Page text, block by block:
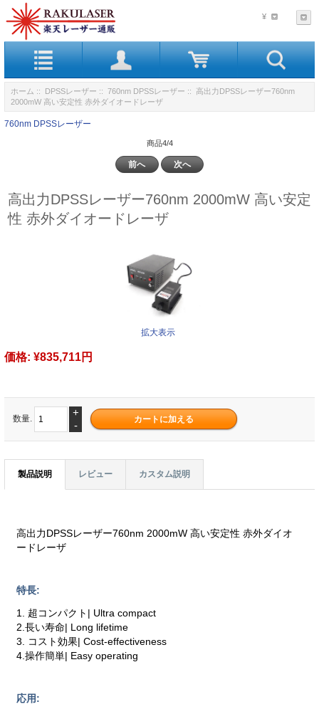
¥
ホーム :: DPSSレーザー :: 760nm DPSSレーザー :: 高出力DPSSレーザー760nm
2000mW 高い安定性 赤外ダイオードレーザ
760nm DPSSレーザー
商品4/4
前へ 次へ
高出力DPSSレーザー760nm 2000mW 高い安定
性 赤外ダイオードレーザ
拡大表示
価格: ¥835,711円
数量.
+
-
製品説明 レビュー カスタム説明
高出力DPSSレーザー760nm 2000mW 高い安定性 赤外ダイオ
ードレーザ
特長:
1. 超コンパクト| Ultra compact
2.長い寿命| Long lifetime
3. コスト効果| Cost-effectiveness
4.操作簡単| Easy operating
応用: